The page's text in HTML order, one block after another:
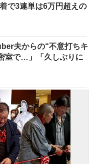
で3連単は6万円超えの
夫からの“不意打ちキ
室で…」「久しぶりに